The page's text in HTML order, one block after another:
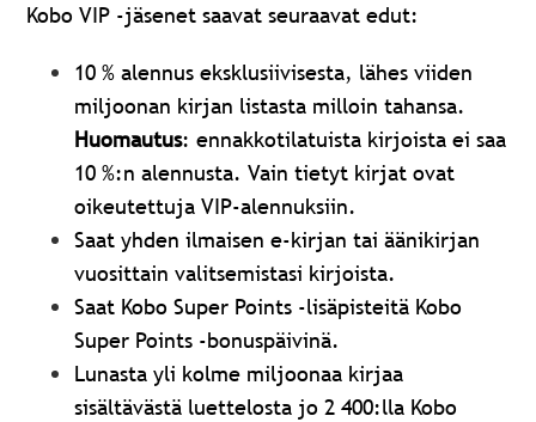
Kobo VIP -jäsenet saavat seuraavat edut:
10 % alennus eksklusiivisesta, lähes viiden
miljoonan kirjan listasta milloin tahansa.
Huomautus: ennakkotilatuista kirjoista ei saa
10 %:n alennusta. Vain tietyt kirjat ovat
oikeutettuja VIP-alennuksiin.
Saat yhden ilmaisen e-kirjan tai äänikirjan
vuosittain valitsemistasi kirjoista.
Saat Kobo Super Points -lisäpisteitä Kobo
Super Points -bonuspäivinä.
Lunasta yli kolme miljoonaa kirjaa
sisältävästä luettelosta jo 2 400:lla Kobo